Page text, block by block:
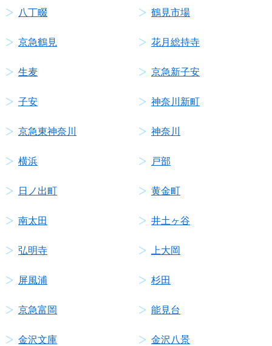
八丁畷 鶴見市場
京急鶴見 花月総持寺
生麦 京急新子安
子安 神奈川新町
京急東神奈川 神奈川
横浜 戸部
日ノ出町 黄金町
南太田 井土ヶ谷
弘明寺 上大岡
屏風浦 杉田
京急富岡 能見台
金沢文庫 金沢八景